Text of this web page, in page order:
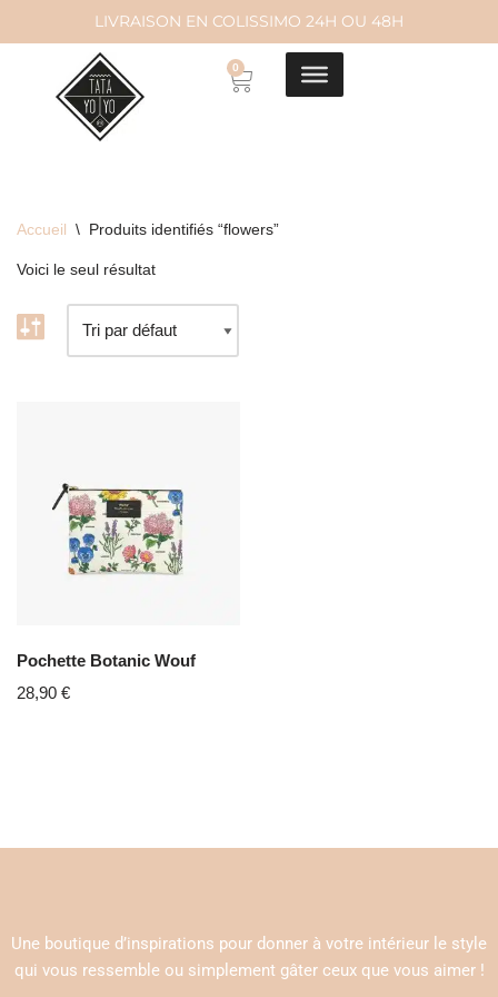
contenu
LIVRAISON EN COLISSIMO 24H OU 48H
0
Accueil \ Produits identifiés “flowers”
Voici le seul résultat
Pochette Botanic Wouf
28,90 €
Une boutique d’inspirations pour donner à votre intérieur le style
qui vous ressemble ou simplement gâter ceux que vous aimer !